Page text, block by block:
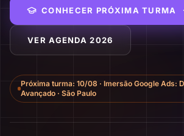
CONHECER PRÓXIMA TURMA
VER AGENDA 2026
Próxima turma: 10/08 · Imersão Google Ads:
Avançado · São Paulo